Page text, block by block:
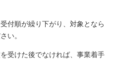
順が繰り下がり、対象となら
い。
けた後でなければ、事業着手